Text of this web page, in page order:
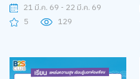
21 มี.ค. 69 - 22 มี.ค. 69
5
129